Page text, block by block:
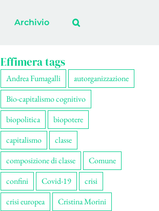
Archivio
Effimera tags
Andrea Fumagalli
autorganizzazione
Bio-capitalismo cognitivo
biopolitica
biopotere
capitalismo
classe
composizione di classe
Comune
confini
Covid-19
crisi
crisi europea
Cristina Morini